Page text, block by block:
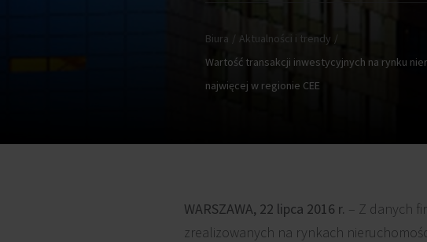
Biura
Aktualności i trendy
Wartość transakcji inwestycyjnych na rynku
najwięcej w regionie CEE
WARSZAWA, 22 lipca 2016 r. – Z danych
zrealizowanych na rynkach